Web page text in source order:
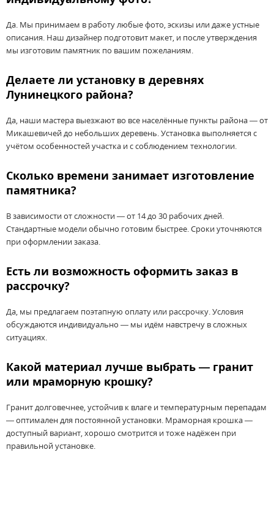
Да. Мы принимаем в работу любые фото, эскизы или даже устные
описания. Наш дизайнер подготовит макет, и после утверждения
мы изготовим памятник по вашим пожеланиям.
Делаете ли установку в деревнях
Лунинецкого района?
Да, наши мастера выезжают во все населённые пункты района — от
Микашевичей до небольших деревень. Установка выполняется с
учётом особенностей участка и с соблюдением технологии.
Сколько времени занимает изготовление
памятника?
В зависимости от сложности — от 14 до 30 рабочих дней.
Стандартные модели обычно готовим быстрее. Сроки уточняются
при оформлении заказа.
Есть ли возможность оформить заказ в
рассрочку?
Да, мы предлагаем поэтапную оплату или рассрочку. Условия
обсуждаются индивидуально — мы идём навстречу в сложных
ситуациях.
Какой материал лучше выбрать — гранит
или мраморную крошку?
Гранит долговечнее, устойчив к влаге и температурным перепадам
— оптимален для постоянной установки. Мраморная крошка —
доступный вариант, хорошо смотрится и тоже надёжен при
правильной установке.